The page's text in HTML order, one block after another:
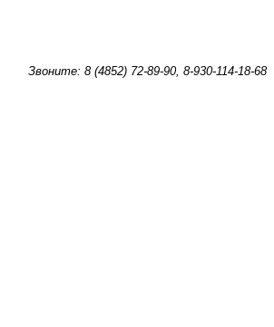
Звоните: 8 (4852) 72-89-90, 8-930-114-18-68